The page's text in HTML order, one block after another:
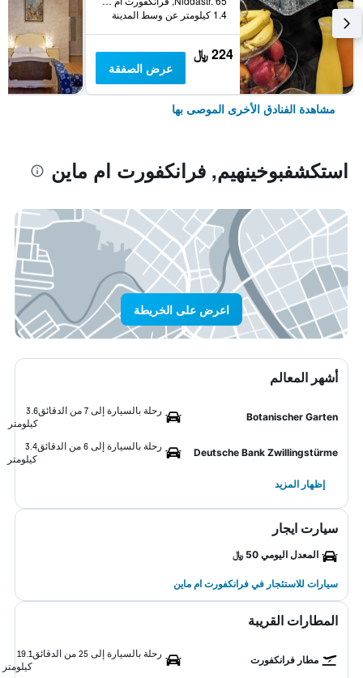
1.4 كيلومتر عن وسط المدينة
224 ﷼
عرض الصفقة
مشاهدة الفنادق الأخرى الموصى بها
استكشفبوخينهيم, فرانكفورت ام ماين
اعرض على الخريطة
أشهر المعالم
Botanischer Garten
رحلة بالسيارة إلى 7 من الدقائق
3.6
كيلومتر
Deutsche Bank Zwillingstürme
رحلة بالسيارة إلى 6 من الدقائق
3.4
كيلومتر
إظهار المزيد
سيارت ايجار
المعدل اليومي 50 ﷼
سيارات للاستئجار في فرانكفورت ام ماين
المطارات القريبة
مطار فرانكفورت
رحلة بالسيارة إلى 25 من الدقائق
19.1
كيلومتر